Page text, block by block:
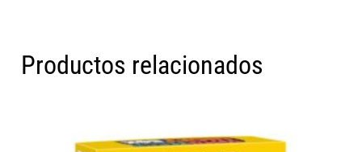
Productos relacionados